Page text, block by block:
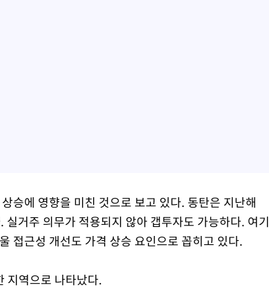
승에 영향을 미친 것으로 보고 있다. 동탄은 지난해
거주 의무가 적용되지 않아 갭투자도 가능하다. 여기
접근성 개선도 가격 상승 요인으로 꼽히고 있다.
지역으로 나타났다.